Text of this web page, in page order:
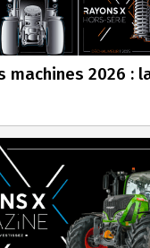
machines 2026 :